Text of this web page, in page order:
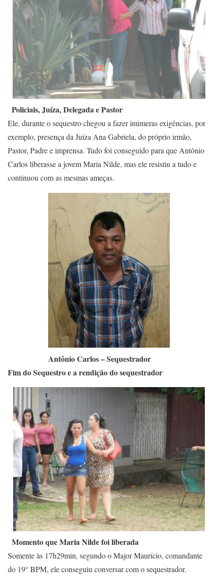
Policiais, Juíza, Delegada e Pastor
Ele, durante o sequestro chegou a fazer inúmeras exigências, por
exemplo, presença da Juíza Ana Gabriela, do próprio irmão,
Pastor, Padre e imprensa. Tudo foi conseguido para que Antônio
Carlos liberasse a jovem Maria Nilde, mas ele resistiu a tudo e
continuou com as mesmas ameças.
Antônio Carlos – Sequestrador
Fim do Sequestro e a rendição do sequestrador
Momento que Maria Nilde foi liberada
Somente às 17h29min, segundo o Major Maurício, comandante
do 19° BPM, ele conseguiu conversar com o sequestrador.